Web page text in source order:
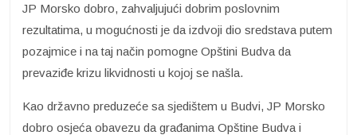
JP Morsko dobro, zahvaljujući dobrim poslovnim
rezultatima, u mogućnosti je da izdvoji dio sredstava putem
pozajmice i na taj način pomogne Opštini Budva da
prevaziđe krizu likvidnosti u kojoj se našla.
Kao državno preduzeće sa sjedištem u Budvi, JP Morsko
dobro osjeća obavezu da građanima Opštine Budva i